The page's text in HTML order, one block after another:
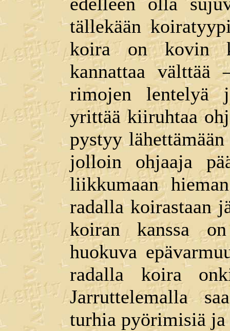
tällekään
koira on kovin
kannattaa välttää
rimojen lentelyä
yrittää kiiruhtaa
pystyy
jolloin ohjaaja
liikkumaan
radalla koirastaan
koiran kanssa
huokuva
radalla koira
Jarruttelemalla
turhia pyörimisiä